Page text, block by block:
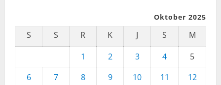
Oktober 2025
S S R K J S
M
1
2 3 4
5
6
7 8 9 10 11
12